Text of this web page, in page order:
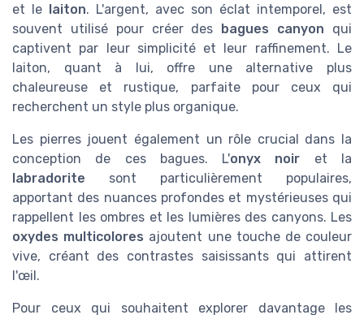
et le laiton. L'argent, avec son éclat intemporel, est
souvent utilisé pour créer des bagues canyon qui
captivent par leur simplicité et leur raffinement. Le
laiton, quant à lui, offre une alternative plus
chaleureuse et rustique, parfaite pour ceux qui
recherchent un style plus organique.
Les pierres jouent également un rôle crucial dans la
conception de ces bagues. L'onyx noir et la
labradorite sont particulièrement populaires,
apportant des nuances profondes et mystérieuses qui
rappellent les ombres et les lumières des canyons. Les
oxydes multicolores ajoutent une touche de couleur
vive, créant des contrastes saisissants qui attirent
l'œil.
Pour ceux qui souhaitent explorer davantage les